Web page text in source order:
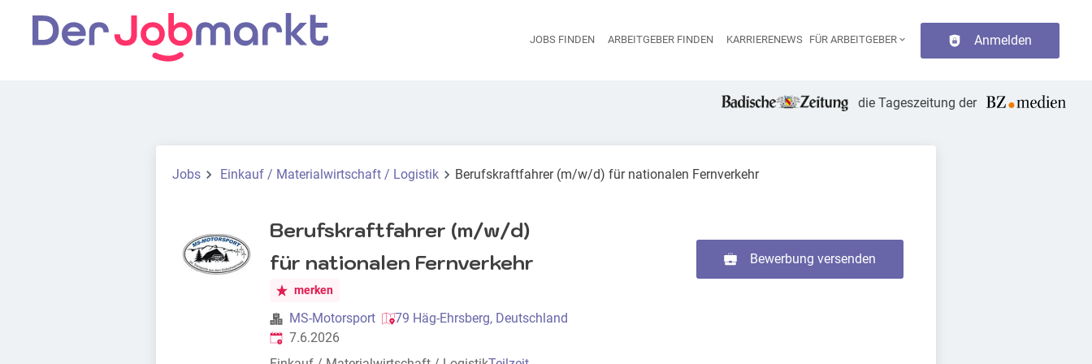
Haupt-Navigation
JOBS FINDEN ARBEITGEBER FINDEN KARRIERENEWS FÜR ARBEITGEBER Anmelden
die Tageszeitung der
Jobs Einkauf / Materialwirtschaft / Logistik Berufskraftfahrer (m/w/d) für nationalen Fernverkehr
Berufskraftfahrer (m/w/d)
für nationalen Fernverkehr
merken
MS-Motorsport
79 Häg-Ehrsberg, Deutschland
Veröffentlicht
7.6.2026
Bewerbung versenden